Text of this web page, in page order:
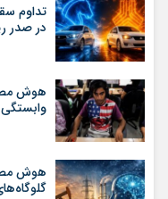
در صدر
هوش
هوش